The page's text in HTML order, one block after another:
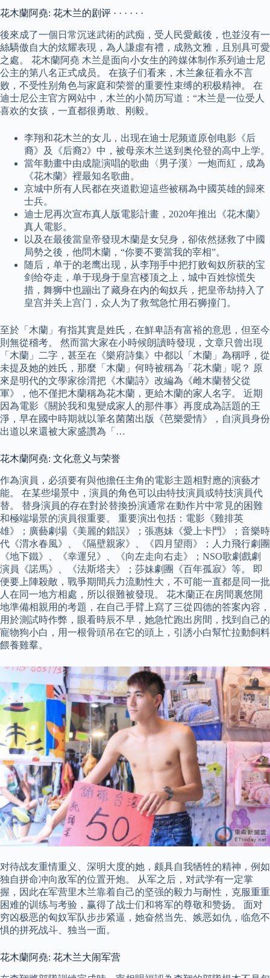
花木蘭阿堯: 花木兰的剧评 · · · · · ·
後來成了一個日常沉迷武術的武痴，受人民愛戴後，也並沒有一
絲驕傲自大的炫耀表現，為人謙虛有禮，成熟文雅，且別具可愛
之處。 花木蘭阿堯 木兰是面向小女生的跨媒体制作系列迪士尼
公主的第八名正式成员。 在孩子们看来，木兰象征着永不言
败，不受性别角色与家庭和荣誉的重要性束缚的积极精神。 在
迪士尼公主官方网站中，木兰的小简历写道：“木兰是一位受人
喜欢的女孩，一直都很勇敢、刚毅。
李翔和花木兰的女儿，出现在迪士尼频道原创电影《后
裔》及《后裔2》中，被母亲木兰送到奥伦登的高中上学。
當年動畫中由成龍演唱的歌曲〈男子漢〉一炮而紅，成為
《花木蘭》裡最知名歌曲。
京城中所有人民都在夾道歡迎這些被稱為中國英雄的歸來
士兵。
迪士尼再次宣布真人版電影計畫，2020年推出《花木蘭》
真人電影。
以及在最後當皇帝發現木蘭是女兒身，卻依然拯救了中國
局勢之後，他問木蘭，“你要不要當我的宰相”。
随后，单于的老鹰出现，从李翔手中把打败匈奴所获的宝
剑给夺走，单于现身于皇宫楼顶之上，城中百姓惊慌失
措，舞狮中也蹦出了藏身在内的匈奴兵，把皇帝劫持入了
皇宫并关上宫门，众人为了救驾急忙用石狮撞门。
至於「木蘭」有指其實是姓氏，在鮮卑語有富裕的意思，但至今
則無從稽考。 然而當大家在小時候朗讀時發現，文章只曾出現
「木蘭」二字，甚至在《樂府詩集》中都以「木蘭」為稱呼，從
未提及她的姓氏，那麼「木蘭」何時被稱為「花木蘭」呢？ 原
來是明代的文學家徐渭把《木蘭詩》改編為《雌木蘭替父從
軍》，他不僅把木蘭稱為花木蘭，更給木蘭的家人名字。 近期
因為電影《關於我和鬼變成家人的那件事》再度成為話題的王
淨，早在國中時期就以筆名菌菌出版《芭樂愛情》，自演員身份
出道以來還被大家盛讚為「…
花木蘭阿堯: 文化意义与荣誉
作為演員，必須要有與他擔任主角的電影主題相對應的演藝才
能。 在某些場景中，演員的角色可以由特技演員或特技演員代
替。 替身演員的存在對於替換扮演通常在動作片中常見的困難
和極端場景的演員很重要。 重要演出包括：電影《雞排英
雄》；廣藝劇場《美麗的錯誤》；張惠妹《愛上卡門》；音樂時
代《渭水春風》、《隔壁親家》、《四月望雨》；人力飛行劇團
《地下鐵》、《幸運兒》、《向左走向右走》；NSO歌劇戲劇
演員《諾馬》、《法斯塔夫》；莎妹劇團《百年孤寂》等。 即
便要上陣殺敵，戰爭期間兵力流動性大，不可能一直都是同一批
人在同一地方相處，所以很難被發現。 花木蘭正在房間裏悠閒
地準備相親用的考題，在自己手臂上寫了三從四德的答案內容，
用於測試時作弊，眼看時辰不早，她急忙跑出房間，找到自己的
寵物狗小白，用一根骨頭吊在它的頭上，引誘小白幫忙拉動飼料
餵養雞羣。
对待战友重情重义、深明大度的她，颇具自我牺牲的精神，例如
独自拼命冲向敌军的位置开炮。 从军之后，对武学有一定掌
握，因此在军营里木兰靠着自己的坚强的毅力与耐性，克服重重
困难的训练与考验，赢得了战士们和将军的尊敬和赞扬。 面对
穷凶极恶的匈奴军队步步紧逼，她奋然当先、嫉恶如仇，临危不
惧的拼死战斗、独当一面。
花木蘭阿堯: 花木兰大闹军营